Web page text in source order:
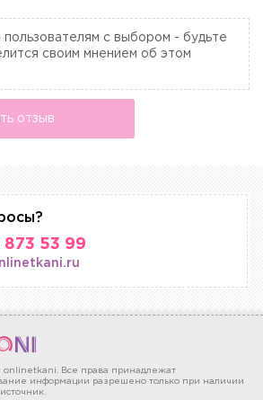
пользователям с выбором - будьте
своим мнением об этом
отзыв
873 53 99
Все права принадлежат
информации разрешено только при наличии